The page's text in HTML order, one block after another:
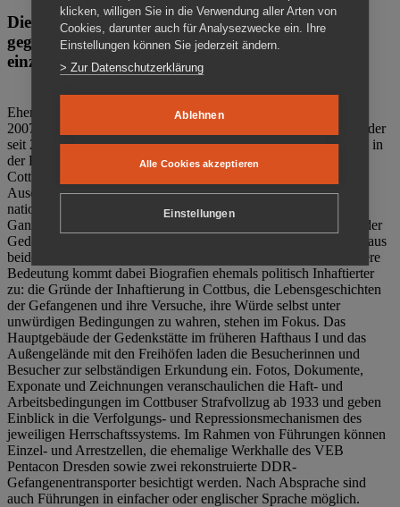
Die Gedenkstätte Zuchthaus Cottbus ist ein Ort
gegen das Vergessen. Anschaulich, nah und
einzigartig.
Ehemalige politische Häftlinge der DDR gründeten im Oktober
2007 den Verein Menschenrechtszentrum Cottbus e. V. (MRZ), der
seit 2011 Eigentümer des ehemaligen Gefängnisses (1860-2002) in
der Bautzener Straße und Träger der Gedenkstätte Zuchthaus
Cottbus ist. Im Zentrum der Arbeit der Gedenkstätte steht die
Auseinandersetzung mit politischem Unrecht während der
nationalsozialistischen Terrorherrschaft und der SED-Diktatur.
Ganzjährig zeigen mehrere Dauer- und Sonderausstellungen in der
Gedenkstätte Zuchthaus Cottbus Beispiele politischen Unrechts aus
beiden deutschen Diktaturen des 20. Jahrhunderts. Eine besondere
Bedeutung kommt dabei Biografien ehemals politisch Inhaftierter
zu: die Gründe der Inhaftierung in Cottbus, die Lebensgeschichten
der Gefangenen und ihre Versuche, ihre Würde selbst unter
unwürdigen Bedingungen zu wahren, stehen im Fokus. Das
Hauptgebäude der Gedenkstätte im früheren Hafthaus I und das
Außengelände mit den Freihöfen laden die Besucherinnen und
Besucher zur selbständigen Erkundung ein. Fotos, Dokumente,
Exponate und Zeichnungen veranschaulichen die Haft- und
Arbeitsbedingungen im Cottbuser Strafvollzug ab 1933 und geben
Einblick in die Verfolgungs- und Repressionsmechanismen des
jeweiligen Herrschaftssystems. Im Rahmen von Führungen können
Einzel- und Arrestzellen, die ehemalige Werkhalle des VEB
Pentacon Dresden sowie zwei rekonstruierte DDR-
Gefangenentransporter besichtigt werden. Nach Absprache sind
auch Führungen in einfacher oder englischer Sprache möglich.
klicken, willigen Sie in die Verwendung aller Arten von
Cookies, darunter auch für Analysezwecke ein. Ihre
Einstellungen können Sie jederzeit ändern.
> Zur Datenschutzerklärung
Ablehnen
Alle Cookies akzeptieren
Einstellungen